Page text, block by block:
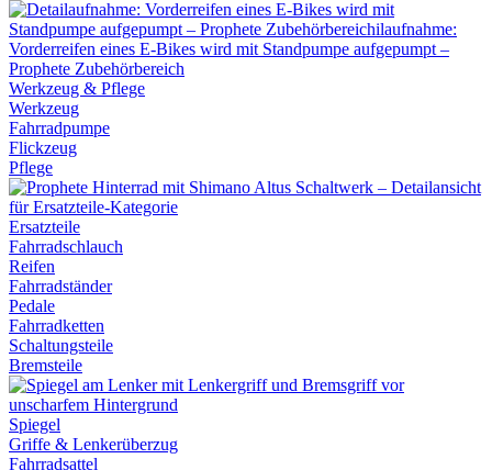
Werkzeug & Pflege
Werkzeug
Fahrradpumpe
Flickzeug
Pflege
Ersatzteile
Fahrradschlauch
Reifen
Fahrradständer
Pedale
Fahrradketten
Schaltungsteile
Bremsteile
Spiegel
Griffe & Lenkerüberzug
Fahrradsattel